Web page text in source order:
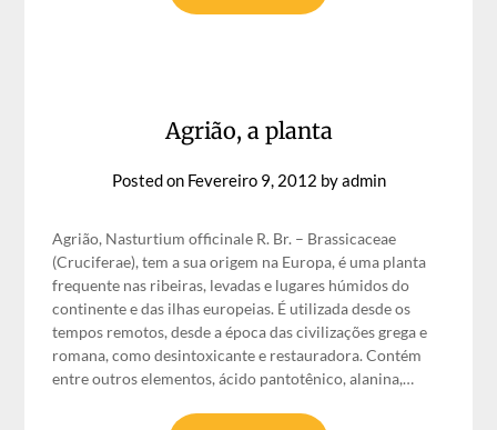
Agrião, a planta
Posted on Fevereiro 9, 2012 byadmin
Agrião, Nasturtium officinale R. Br. – Brassicaceae
(Cruciferae), tem a sua origem na Europa, é uma planta
frequente nas ribeiras, levadas e lugares húmidos do
continente e das ilhas europeias. É utilizada desde os
tempos remotos, desde a época das civilizações grega e
romana, como desintoxicante e restauradora. Contém
entre outros elementos, ácido pantotênico, alanina,…